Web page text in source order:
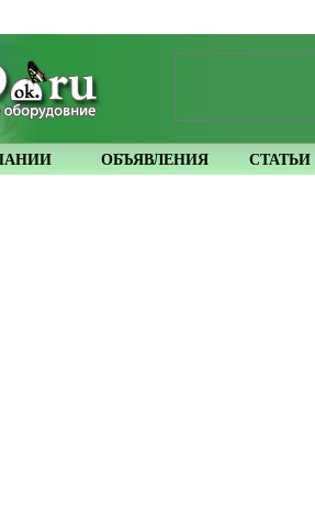
ОБЪЯВЛЕНИЯ СТАТЬИ